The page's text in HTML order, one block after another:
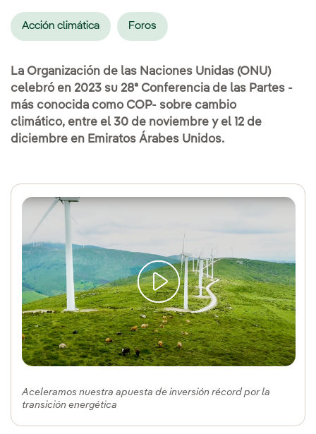
Acción climática Foros
La Organización de las Naciones Unidas (ONU)
celebró en 2023 su 28ª Conferencia de las Partes -
más conocida como COP- sobre cambio
climático, entre el 30 de noviembre y el 12 de
diciembre en Emiratos Árabes Unidos.
Aceleramos nuestra apuesta de inversión récord por la
transición energética